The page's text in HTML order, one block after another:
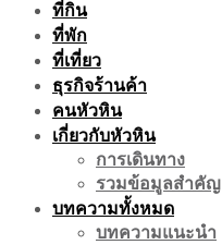
ที่กิน
ที่พัก
ที่เที่ยว
ธุรกิจร้านค้า
คนหัวหิน
เกี่ยวกับหัวหิน
การเดินทาง
รวมข้อมูลสำคัญ
บทความทั้งหมด
บทความแนะนำ